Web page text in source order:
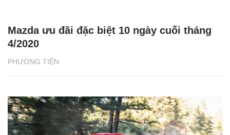
PHƯƠNG TIỆN
Mazda ưu đãi đặc biệt 10 ngày cuối tháng
4/2020